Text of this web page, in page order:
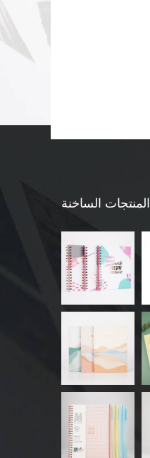
المنتجات الساخنة